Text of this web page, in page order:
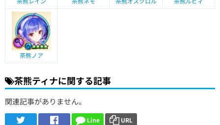
茶熊ノア
茶熊ティナに関する記事
関連記事がありません。
Line URL